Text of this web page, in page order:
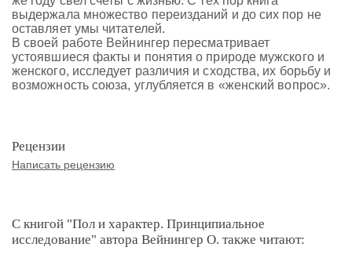
выдержала множество переизданий и до сих пор не
оставляет умы читателей.
В своей работе Вейнингер пересматривает
устоявшиеся факты и понятия о природе мужского и
женского, исследует различия и сходства, их борьбу и
возможность союза, углубляется в «женский вопрос».
Рецензии
Написать рецензию
С книгой "Пол и характер. Принципиальное
исследование" автора Вейнингер О. также читают: